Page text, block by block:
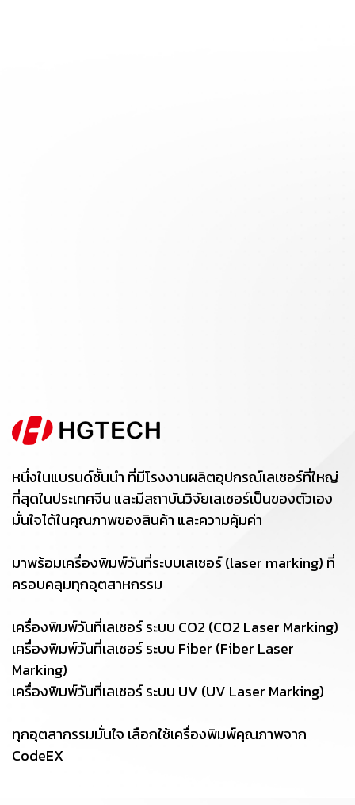
หนึ่งในแบรนด์ชั้นนำ ที่มีโรงงานผลิตอุปกรณ์เลเซอร์ที่ใหญ่
ที่สุดในประเทศจีน และมีสถาบันวิจัยเลเซอร์เป็นของตัวเอง
มั่นใจได้ในคุณภาพของสินค้า และความคุ้มค่า
มาพร้อมเครื่องพิมพ์วันที่ระบบเลเซอร์ (laser marking) ที่
ครอบคลุมทุกอุตสาหกรรม
เครื่องพิมพ์วันที่เลเซอร์ ระบบ CO2 (CO2 Laser Marking)
เครื่องพิมพ์วันที่เลเซอร์ ระบบ Fiber (Fiber Laser
Marking)
เครื่องพิมพ์วันที่เลเซอร์ ระบบ UV (UV Laser Marking)
ทุกอุตสากรรมมั่นใจ เลือกใช้เครื่องพิมพ์คุณภาพจาก
CodeEX